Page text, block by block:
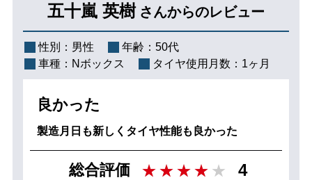
五十嵐 英樹 さんからのレビュー
性別： 男性 年齢： 50代
車種： Nボックス タイヤ使用月数： 1ヶ月
良かった
製造月日も新しくタイヤ性能も良かった
総合評価 4